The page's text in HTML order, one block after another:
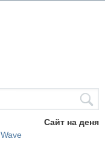
Сайт на деня